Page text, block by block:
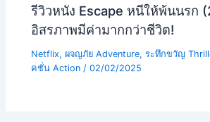
รีวิวหนัง Escape หนีให้พ้นนรก
อิสรภาพมีค่ามากกว่าชีวิต!
Netflix,ผจญภัย Adventure,ระทึกขวัญ
คชั่น Action /02/02/2025